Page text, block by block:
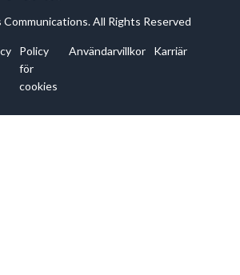
Communications. All Rights Reserved
Policy
för
cookies
Användarvillkor Karriär